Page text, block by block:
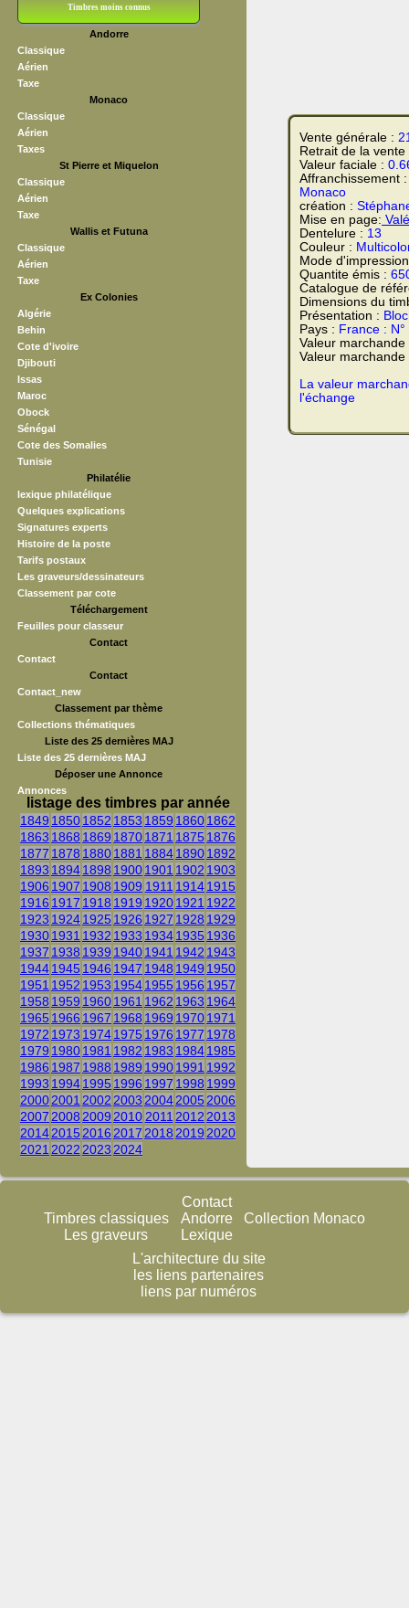
Timbres moins connus
Andorre
Classique
Aérien
Taxe
Monaco
Classique
Aérien
Taxes
St Pierre et Miquelon
Classique
Aérien
Taxe
Wallis et Futuna
Classique
Aérien
Taxe
Ex Colonies
Algérie
Behin
Cote d'ivoire
Djibouti
Issas
Maroc
Obock
Sénégal
Cote des Somalies
Tunisie
Philatélie
lexique philatélique
Quelques explications
Signatures experts
Histoire de la poste
Tarifs postaux
Les graveurs/dessinateurs
Classement par cote
Téléchargement
Feuilles pour classeur
Contact
Contact
Contact
Contact_new
Classement par thème
Collections thématiques
Liste des 25 dernières MAJ
Liste des 25 dernières MAJ
Déposer une Annonce
Annonces
listage des timbres par année
1849 18501852 1853 1859 18601862
1863 1868 1869 18701871 1875 1876
1877 1878 18801881 188418901892
1893 18941898 19001901 1902 1903
1906 1907 1908 1909 1911 19141915
1916 1917 1918 1919 19201921 1922
1923 19241925 1926 1927 1928 1929
19301931 1932 1933 19341935 1936
1937 1938 1939 19401941 1942 1943
19441945 1946 1947 1948 1949 1950
1951 1952 1953 19541955 1956 1957
1958 1959 19601961 1962 1963 1964
1965 1966 1967 1968 1969 19701971
1972 1973 19741975 1976 1977 1978
1979 19801981 1982 1983 19841985
1986 1987 1988 1989 19901991 1992
1993 19941995 1996 1997 1998 1999
20002001 2002 2003 20042005 2006
2007 2008 2009 2010 2011 2012 2013
20142015 2016 2017 2018 2019 2020
2021 2022 2023 2024
Vente générale :
Retrait de la
Valeur faciale :
Affranchissement
Monaco
création :
Mise en page:
Dentelure : 13
Couleur :
Mode
Quantite émis :
Catalogue de
Dimensions du
Présentation :
Pays : France :
Valeur
Valeur
La valeur
l'échange
Timbres classiques
Les graveurs
Contact
Andorre
Lexique
Collection Monaco
L'architecture du site
les liens partenaires
liens par numéros